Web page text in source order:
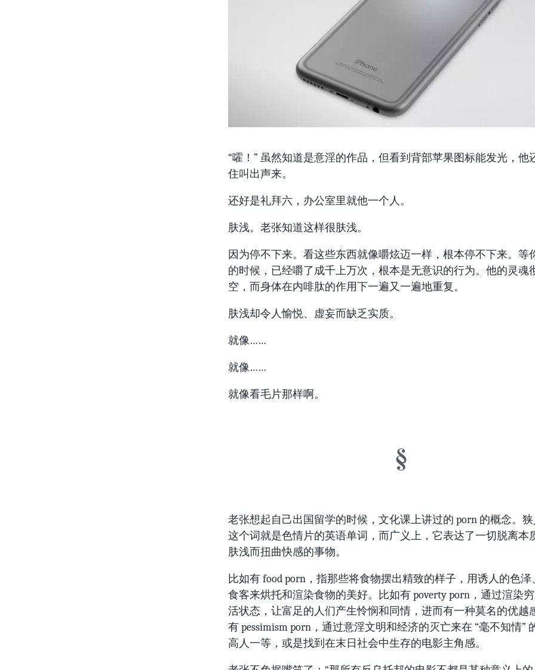
“嚯！” 虽然知道是意淫的作品，但看到背部苹果图标能发光，他
住叫出声来。
还好是礼拜六，办公室里就他一个人。
肤浅。老张知道这样很肤浅。
因为停不下来。看这些东西就像嚼炫迈一样，根本停不下来。等
的时候，已经嚼了成千上万次，根本是无意识的行为。他的灵魂
空，而身体在内啡肽的作用下一遍又一遍地重复。
肤浅却令人愉悦、虚妄而缺乏实质。
就像……
就像……
就像看毛片那样啊。
老张想起自己出国留学的时候，文化课上讲过的 porn 的概念。
这个词就是色情片的英语单词，而广义上，它表达了一切脱离本
肤浅而扭曲快感的事物。
比如有 food porn，指那些将食物摆出精致的样子，用诱人的色泽
食客来烘托和渲染食物的美好。比如有 poverty porn，通过渲染
活状态，让富足的人们产生怜悯和同情，进而有一种莫名的优越
有 pessimism porn，通过意淫文明和经济的灭亡来在 “毫不知情”
高人一等，或是找到在末日社会中生存的电影主角感。